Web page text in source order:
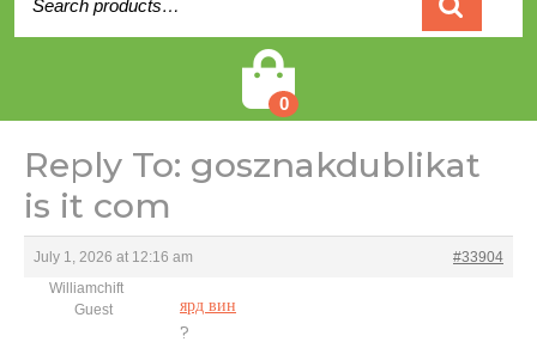
for:
0
Reply To: gosznakdublikat
is it com
July 1, 2026 at 12:16 am
#33904
Williamchift
Guest
ярд вин
?